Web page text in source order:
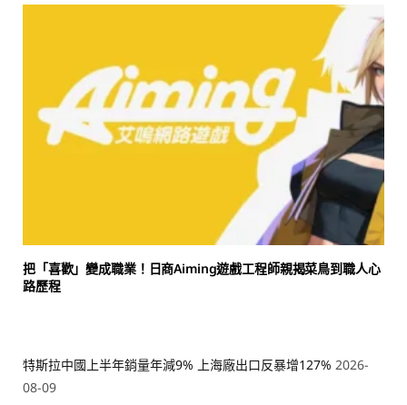
把「喜歡」變成職業！日商Aiming遊戲工程師親揭菜鳥到職人心
路歷程
特斯拉中國上半年銷量年減9% 上海廠出口反暴增127% 2026-
08-09